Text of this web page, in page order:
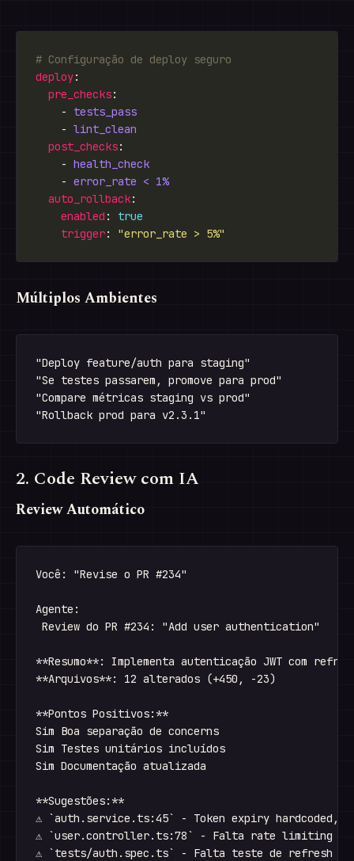
# Configuração de deploy seguro
deploy
pre_checks
    -
tests_pass
    -
lint_clean
post_checks
    -
health_check
    -
error_rate < 1%
auto_rollback
enabled : true
trigger: "error_rate > 5%"
Múltiplos Ambientes
"Deploy feature/auth para staging"
"Se testes passarem, promove para prod"
"Compare métricas staging vs prod"
2. Code Review com IA
Review Automático
Você: "Revise o PR #234"
Agente:
Review do PR #234: "Add user authentication"
**Resumo**: Implementa autenticação JWT com
**Arquivos**: 12 alterados (+450, -23)
**Pontos Positivos:**
Sim Boa separação de concerns
Sim Testes unitários incluídos
Sim Documentação atualizada
**Sugestões:**
⚠ `auth.service.ts:45` - Token expiry hardcoded,
⚠ `user.controller.ts:78` - Falta rate limiting
⚠ `tests/auth.spec.ts` - Falta teste de refresh